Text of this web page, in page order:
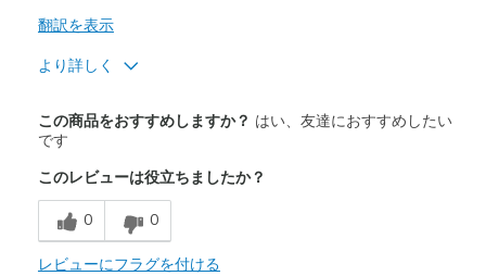
翻訳を表示
より詳しく
Attractive Design
Breathe Well
Comfortable
Durable
この商品をおすすめしますか？ はい、友達におすすめしたい
です
このレビューは役立ちましたか？
0 0
レビューにフラグを付ける